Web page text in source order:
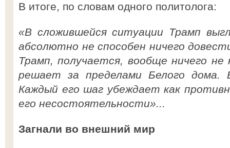
В итоге, по словам одного политолога:
«В сложившейся ситуации Трамп
абсолютно не способен ничего
Трамп, получается, вообще ничего
решает за пределами Белого дома.
Каждый его шаг убеждает как
его несостоятельности»...
Загнали во внешний мир